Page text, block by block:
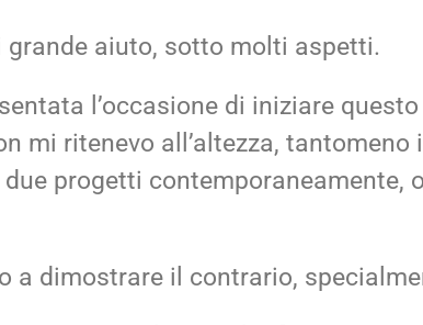
grande aiuto, sotto molti aspetti.
l’occasione di iniziare
mi ritenevo all’altezza, tantomeno
progetti contemporaneamente,
a dimostrare il contrario,